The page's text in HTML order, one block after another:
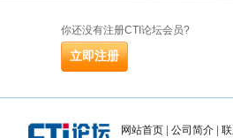
你还没有注册CTI论坛会员?
网站首页 公司简介